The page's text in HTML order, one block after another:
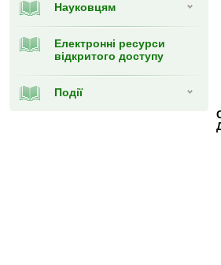
Науковцям
Електронні ресурси
відкритого доступу
Події